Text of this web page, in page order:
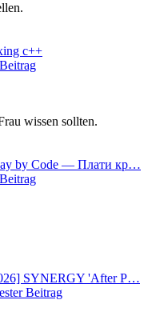
c++
wissen sollten.
by Code — Плати кр…
SYNERGY 'After P…
Beitrag